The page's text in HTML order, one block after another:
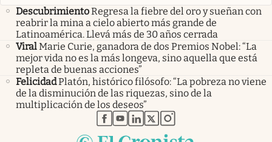
DescubrimientoRegresa la fiebre del oro y sueñan con
reabrir la mina a cielo abierto más grande de
Latinoamérica. Llevá más de 30 años cerrada
ViralMarie Curie, ganadora de dos Premios Nobel: “La
mejor vida no es la más longeva, sino aquella que está
repleta de buenas acciones”
FelicidadPlatón, histórico filósofo: “La pobreza no viene
de la disminución de las riquezas, sino de la
multiplicación de los deseos”
abre en nueva pestaña
abre en nueva pestaña
abre en nueva pestaña
abre en nueva pestaña
abre en nueva pestaña